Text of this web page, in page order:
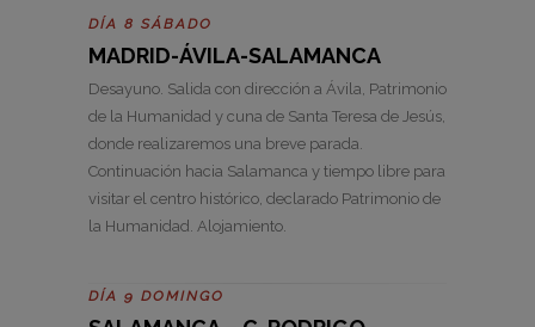
DÍA 8 SÁBADO
MADRID-ÁVILA-SALAMANCA
Desayuno. Salida con dirección a Ávila, Patrimonio
de la Humanidad y cuna de Santa Teresa de Jesús,
donde realizaremos una breve parada.
Continuación hacia Salamanca y tiempo libre para
visitar el centro histórico, declarado Patrimonio de
la Humanidad. Alojamiento.
DÍA 9 DOMINGO